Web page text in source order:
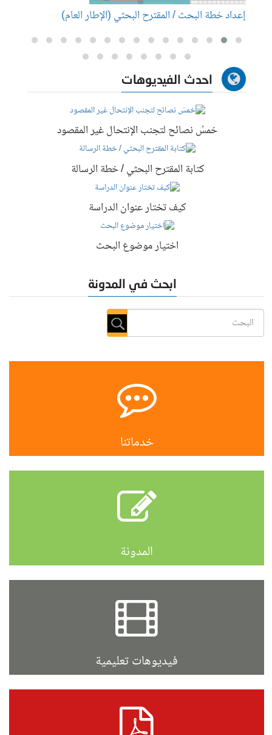
إعداد خطة البحث / المقترح البحثي (الإطار العام)
احدث الفيديوهات
خمسُ نصائح لتجنب الإنتحال غير المقصود
كتابة المقترح البحثي / خطة الرسالة
كيف تختار عنوان الدراسة
اختيار موضوع البحث
ابحث في المدونة
خدماتنا
المدونة
فيديوهات تعليمية